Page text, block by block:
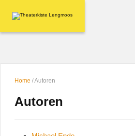
Home /Autoren
Autoren